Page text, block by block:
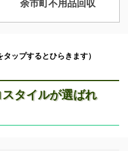
余市町不用品回収
ップするとひらきます）
タイルが選ばれ